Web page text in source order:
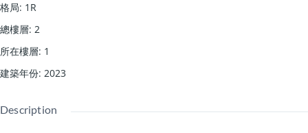
格局: 1R
總樓層: 2
所在樓層: 1
建築年份: 2023
Description